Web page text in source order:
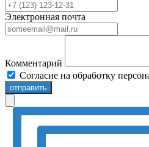
Электронная почта
Комментарий
Согласие на обработку
отправить